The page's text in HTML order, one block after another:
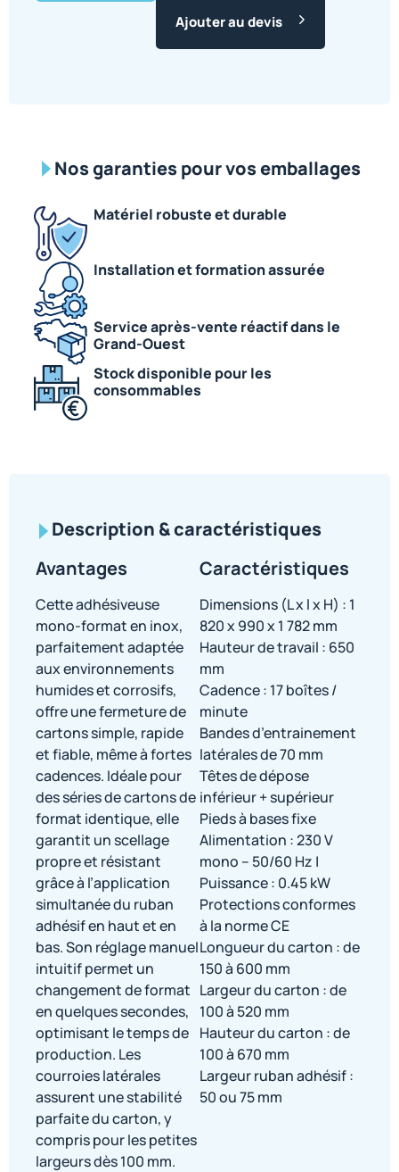
Ajouter au devis
Nos garanties pour vos emballages
Matériel robuste et durable
Installation et formation assurée
Service après-vente réactif dans le
Grand-Ouest
Stock disponible pour les
consommables
Description & caractéristiques
Avantages
Cette adhésiveuse
mono-format en inox,
parfaitement adaptée
aux environnements
humides et corrosifs,
offre une fermeture de
cartons simple, rapide
et fiable, même à fortes
cadences. Idéale pour
des séries de cartons de
format identique, elle
garantit un scellage
propre et résistant
grâce à l’application
simultanée du ruban
adhésif en haut et en
bas. Son réglage manuel
intuitif permet un
changement de format
en quelques secondes,
optimisant le temps de
production. Les
courroies latérales
assurent une stabilité
parfaite du carton, y
compris pour les petites
largeurs dès 100 mm.
Caractéristiques
Dimensions (L x l x H) : 1
820 x 990 x 1 782 mm
Hauteur de travail : 650
mm
Cadence : 17 boîtes /
minute
Bandes d’entrainement
latérales de 70 mm
Têtes de dépose
inférieur + supérieur
Pieds à bases fixe
Alimentation : 230 V
mono – 50/60 Hz |
Puissance : 0.45 kW
Protections conformes
à la norme CE
Longueur du carton : de
150 à 600 mm
Largeur du carton : de
100 à 520 mm
Hauteur du carton : de
100 à 670 mm
Largeur ruban adhésif :
50 ou 75 mm